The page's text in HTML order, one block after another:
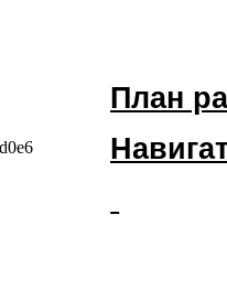
План